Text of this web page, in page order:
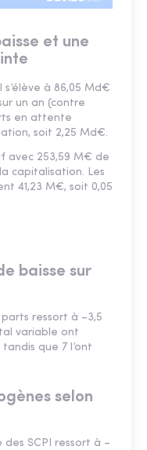
et une
à 86,05 Md€
un an (contre
en attente
soit 2,25 Md€.
avec 253,59 M€ de
capitalisation. Les
41,23 M€, soit 0,05
baisse sur
ressort à –3,5
variable ont
que 7 l’ont
selon
SCPI ressort à –